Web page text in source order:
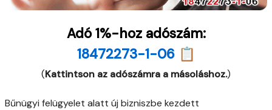
Adó 1%-hoz adószám:
18472273-1-06 📋
(Kattintson az adószámra a másoláshoz.)
Bűnügyi felügyelet alatt új bizniszbe kezdett